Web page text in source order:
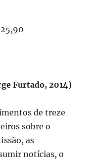
Furtado, 2014)
de treze
sobre o
as
notícias, o